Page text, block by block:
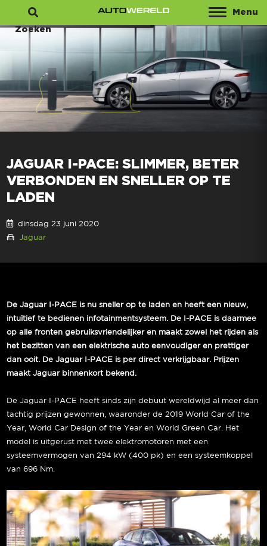
Menu
Zoeken
JAGUAR I-PACE: SLIMMER, BETER
VERBONDEN EN SNELLER OP TE
LADEN
dinsdag 23 juni 2020
Jaguar
De Jaguar I-PACE is nu sneller op te laden en heeft een nieuw,
intuïtief te bedienen infotainmentsysteem. De I-PACE is daarmee
op alle fronten gebruiksvriendelijker en maakt zowel het rijden als
het bezitten van een elektrische auto eenvoudiger en prettiger
dan ooit. De Jaguar I-PACE is per direct verkrijgbaar. Prijzen
maakt Jaguar binnenkort bekend.
De Jaguar I-PACE heeft sinds zijn debuut wereldwijd al meer dan
tachtig prijzen gewonnen, waaronder de 2019 World Car of the
Year, World Car Design of the Year en World Green Car. Het
model is uitgerust met twee elektromotoren met een
systeemvermogen van 294 kW (400 pk) en een systeemkoppel
van 696 Nm.